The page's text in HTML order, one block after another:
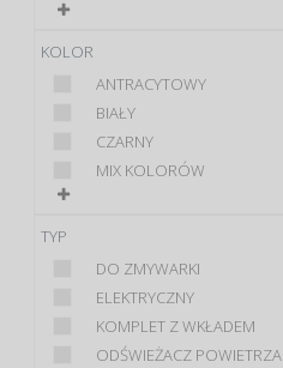
KOLOR
ANTRACYTOWY
BIAŁY
CZARNY
MIX KOLORÓW
TYP
DO ZMYWARKI
ELEKTRYCZNY
KOMPLET Z WKŁADEM
ODŚWIEŻACZ POWIETRZA